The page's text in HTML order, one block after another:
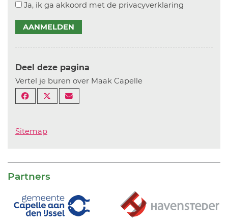
Ja, ik ga akkoord met de privacyverklaring
AANMELDEN
Deel deze pagina
Vertel je buren over Maak Capelle
Sitemap
Partners